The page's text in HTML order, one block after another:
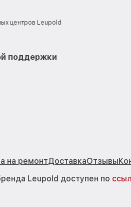
центров Leupold
поддержки
на ремонтДоставкаОтзывы
Leupold доступен по